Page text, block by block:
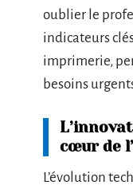
oublier le
indicateurs
imprimerie,
besoins
cœur de
L’évolution